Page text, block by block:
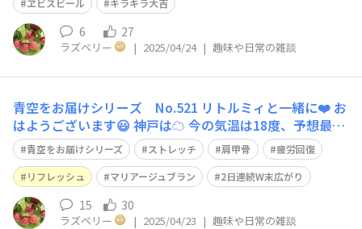
です。 骨盤を立てて、下腹を引き上げます。 両腕を頭の
上に伸ば
ヱビスビール
キラキラ大吉
6 27
ラズベリー | 2025/04/24 | 趣味や日常の雑談
青空をお届けシリーズ No.521 リトルミィと一緒に❤️ お
はようございます😃 神戸は☁️ 今の気温は18度、予想最高
気温は22度です 今日のストレッチは、難易度⭐️⭐️ 立ってで
も座ってでも大丈夫です。 骨盤を立てて、下腹を引き上
げて背筋を伸ばします。 両肩を下げてリラックスします。
両肘
青空をお届けシリーズ ストレッチ 肩甲骨
疲労回復
リフレッシュ
マリアージュブラン 2日連続W末広がり
15 30
ラズベリー | 2025/04/23 | 趣味や日常の雑談